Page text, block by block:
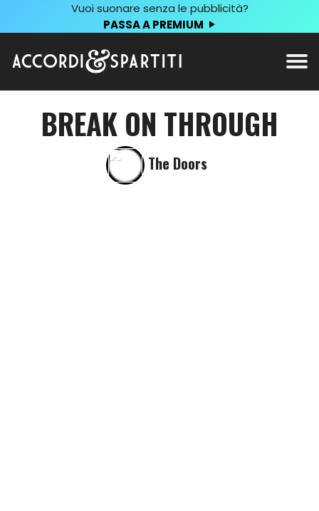
Vuoi suonare senza le pubblicità?
PASSA A PREMIUM
BREAK ON THROUGH
The Doors